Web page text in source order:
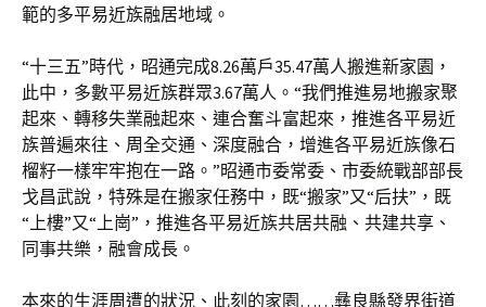
範的多平易近族融居地域。
“十三五”時代，昭通完成8.26萬戶35.47萬人搬進新家園，
此中，多數平易近族群眾3.67萬人。“我們推進易地搬家聚
起來、轉移失業融起來、連合奮斗富起來，推進各平易近
族普遍來往、周全交通、深度融合，增進各平易近族像石
榴籽一樣牢牢抱在一路。”昭通市委常委、市委統戰部部長
戈昌武說，特殊是在搬家任務中，既“搬家”又“后扶”，既
“上樓”又“上崗”，推進各平易近族共居共融、共建共享、
同事共樂，融會成長。
本來的生涯周遭的狀況、此刻的家園……彝良縣發界街道